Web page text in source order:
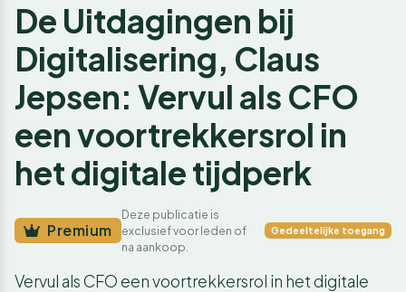
De Uitdagingen bij
Digitalisering, Claus
Jepsen: Vervul als CFO
een voortrekkersrol in
het digitale tijdperk
Premium
Deze publicatie is
exclusief voor leden of
na aankoop.
Gedeeltelijke toegang
Vervul als CFO een voortrekkersrol in het digitale